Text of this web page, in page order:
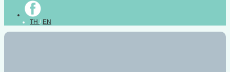
TH / EN